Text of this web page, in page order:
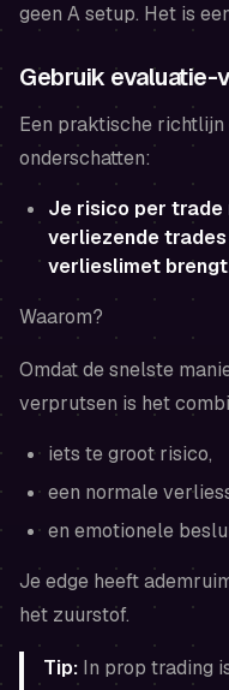
geen A setup. Het is
Gebruik
Een praktische
onderschatten:
Je risico per trade
verliezende
verlieslimet
Waarom?
Omdat de snelste
verprutsen is het
iets te groot risico,
een normale
en emotionele
Je edge heeft
het zuurstof.
Tip: In prop trading